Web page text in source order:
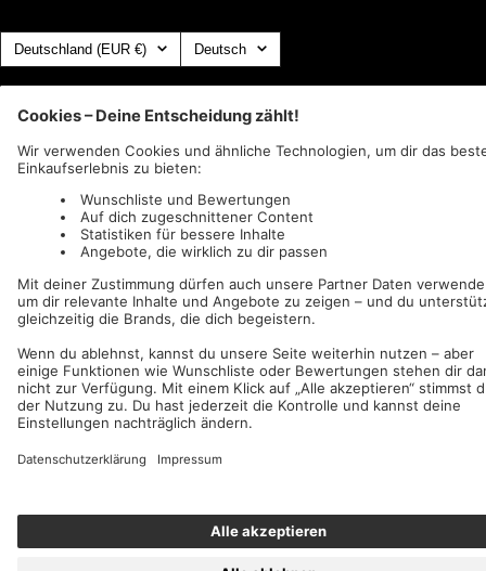
Land/Region Deutschland (EUR €) Sprache
Deutsch
AFM Records c/o IC Music and Apparel GmbH
Wir akzeptieren